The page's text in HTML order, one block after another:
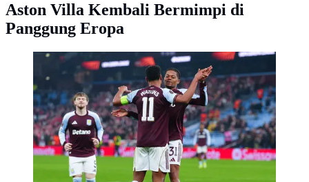
Aston Villa Kembali Bermimpi di
Panggung Eropa